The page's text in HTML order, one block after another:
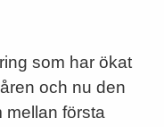
som har ökat
och nu den
mellan första